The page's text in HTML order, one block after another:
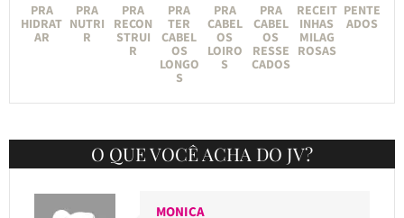
PRA
HIDRAT
AR
PRA
NUTRI
R
PRA
RECON
STRUI
R
PRA
TER
CABEL
OS
LONGO
S
PRA
CABEL
OS
LOIRO
S
PRA
CABEL
OS
RESSE
CADOS
RECEIT
INHAS
MILAG
ROSAS
PENTE
ADOS
O QUE VOCÊ ACHA DO JV?
MONICA